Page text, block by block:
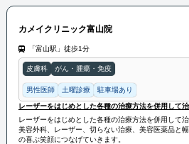
カメイクリニック富山院
「富山駅」徒歩1分
皮膚科 がん・腫瘍・免疫
男性医師 土曜診療 駐車場あり
レーザーをはじめとした各種の治療方法を併用して治
レーザーをはじめとした各種の治療方法を併用して治
美容外科、レーザー、切らない治療、美容医薬品と
の喜ぶ笑顔につなげていきます。